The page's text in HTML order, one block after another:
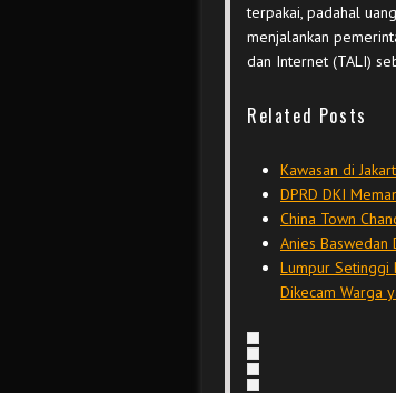
terpakai, padahal
menjalankan
dan Internet (TALI)
Related Posts
Kawasan di
DPRD DKI
China Town
Anies Baswedan
Lumpur Setinggi
Dikecam Warga